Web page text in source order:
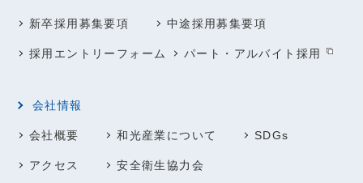
新卒採用募集要項 中途採用募集要項
採用エントリーフォーム パート・アルバイト採用
会社情報
会社概要 和光産業について SDGs
アクセス 安全衛生協力会